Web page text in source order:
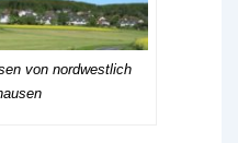
von nordwestlich